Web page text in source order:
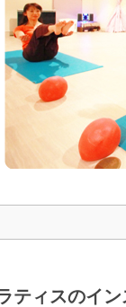
ティスのイ